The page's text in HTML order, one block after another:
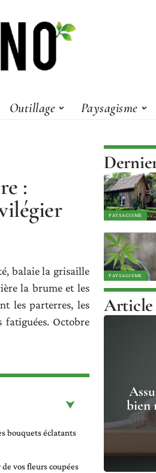
Outillage Paysagisme
:
balaie la grisaille
la brume et les
les parterres, les
fatiguées. Octobre
bouquets éclatants
vos fleurs coupées
PAYSAGISME
PAYSAGISME
Article
bien